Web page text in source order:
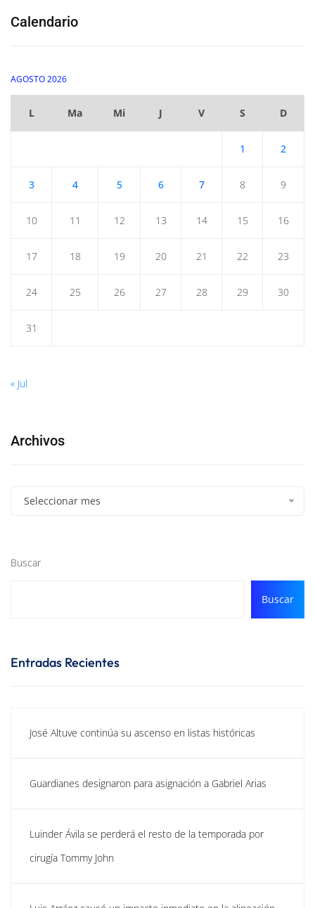
Calendario
AGOSTO 2026
L Ma Mi J V S D
1 2
3 4 5 6 7 8 9
10 11 12 13 14 15 16
17 18 19 20 21 22 23
24 25 26 27 28 29 30
31
« Jul
Archivos
Seleccionar mes
Buscar
Buscar
Entradas Recientes
José Altuve continúa su ascenso en listas históricas
Guardianes designaron para asignación a Gabriel Arias
Luinder Ávila se perderá el resto de la temporada por
cirugía Tommy John